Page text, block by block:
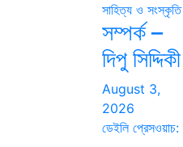
সাহিত্য ও সংস্কৃতি
সম্পর্ক –
দিপু সিদ্দিকী
August 3,
2026
ডেইলি প্রেসওয়াচ: